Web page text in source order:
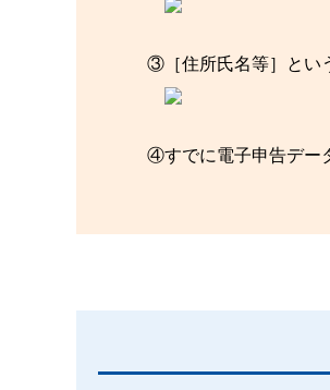
③［住所氏名等］とい
④すでに電子申告デー